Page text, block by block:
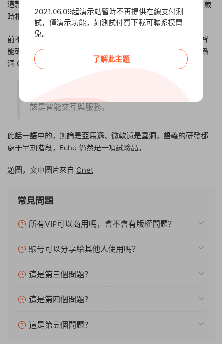
這款産品，但微軟研發人員告訴我說 Cortana 的智力和人 5 歲
時相當，此時推廣尚早，因爲它的深度（智力）仍然不夠。
前不久，蟲洞還發布了圖靈機器人語義雲平台，可以應用于智
能硬件上，語音和智能硬件的結合成爲趨勢。在發布會上，蟲
洞 CEO 俞志晨有一句話：
該是智能交互與服務。
此話一語中的，無論是亞馬遜、微軟還是蟲洞，語義的研發都
處于早期階段，Echo 仍然是一項試驗品。
題圖，文中圖片來自 Cnet
常見問題
所有VIP可以商用嗎，會不會有版權問題？
賬号可以分享給其他人使用嗎？
這是第三個問題？
這是第四個問題？
這是第五個問題？
2021.06.09起演示站暫時不再提供在線支付測
試，僅演示功能，如測試付費下載可聯系模闆
兔。
了解此主題